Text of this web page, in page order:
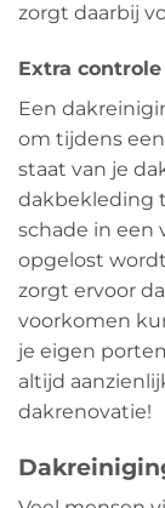
zorgt daarbij
Extra
Een
om tijdens
staat van je
dakbekleding
schade in een
opgelost
zorgt ervoor
voorkomen
je eigen
altijd
dakrenovatie!